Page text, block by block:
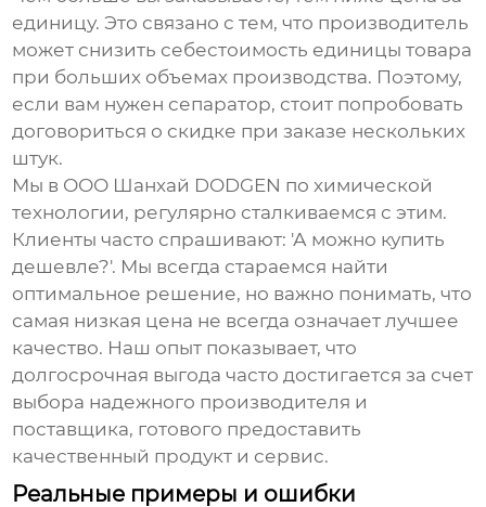
единицу. Это связано с тем, что производитель
может снизить себестоимость единицы товара
при больших объемах производства. Поэтому,
если вам нужен сепаратор, стоит попробовать
договориться о скидке при заказе нескольких
штук.
Мы в ООО Шанхай DODGEN по химической
технологии, регулярно сталкиваемся с этим.
Клиенты часто спрашивают: 'А можно купить
дешевле?'. Мы всегда стараемся найти
оптимальное решение, но важно понимать, что
самая низкая цена не всегда означает лучшее
качество. Наш опыт показывает, что
долгосрочная выгода часто достигается за счет
выбора надежного производителя и
поставщика, готового предоставить
качественный продукт и сервис.
Реальные примеры и ошибки